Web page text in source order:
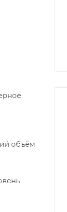
объём